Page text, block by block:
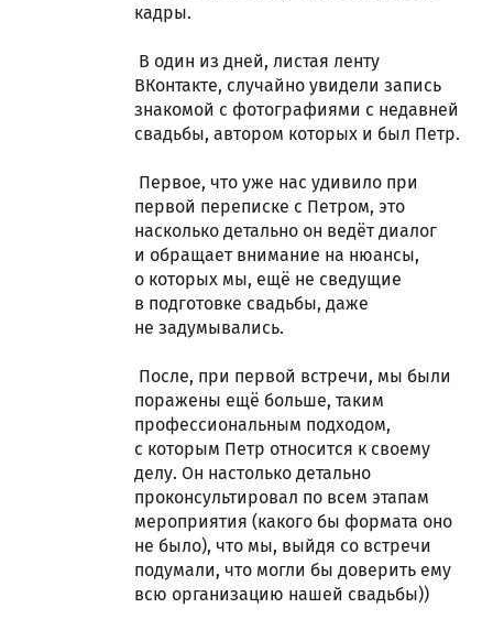
кадры.
В один из дней, листая ленту
ВКонтакте, случайно увидели запись
знакомой с фотографиями с недавней
свадьбы, автором которых и был Петр.
Первое, что уже нас удивило при
первой переписке с Петром, это
насколько детально он ведёт диалог
и обращает внимание на нюансы,
о которых мы, ещё не сведущие
в подготовке свадьбы, даже
не задумывались.
После, при первой встречи, мы были
поражены ещё больше, таким
профессиональным подходом,
с которым Петр относится к своему
делу. Он настолько детально
проконсультировал по всем этапам
мероприятия (какого бы формата оно
не было), что мы, выйдя со встречи
подумали, что могли бы доверить ему
всю организацию нашей свадьбы))